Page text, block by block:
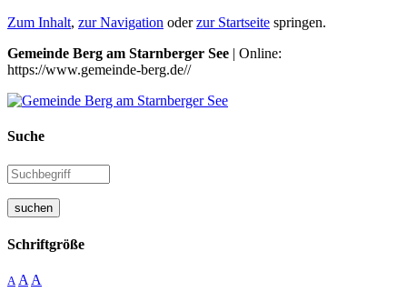
Zum Inhalt, zur Navigation oderzur Startseite springen.
Gemeinde Berg am Starnberger See | Online:
https://www.gemeinde-berg.de//
Suche
suchen
Schriftgröße
A A A